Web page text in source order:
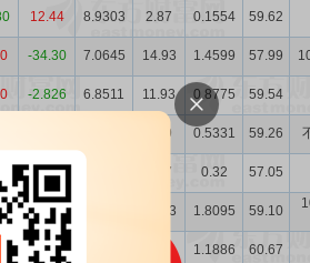
12.44 8.9303 2.87 0.1554 59.62
-34.30 7.0645 14.93 1.4599 57.99
-2.826 6.8511 11.93 0.8775 59.54
7.59 0.5331 59.26
35.08 3.27 0.32 57.05
-40.58 13.53 1.8095 59.10
1.092 11.16 1.1886 60.67